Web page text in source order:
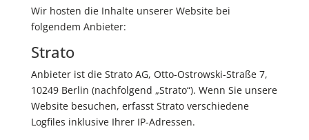
Wir hosten die Inhalte unserer Website bei
folgendem Anbieter:
Strato
Anbieter ist die Strato AG, Otto-Ostrowski-Straße 7,
10249 Berlin (nachfolgend „Strato“). Wenn Sie unsere
Website besuchen, erfasst Strato verschiedene
Logfiles inklusive Ihrer IP-Adressen.